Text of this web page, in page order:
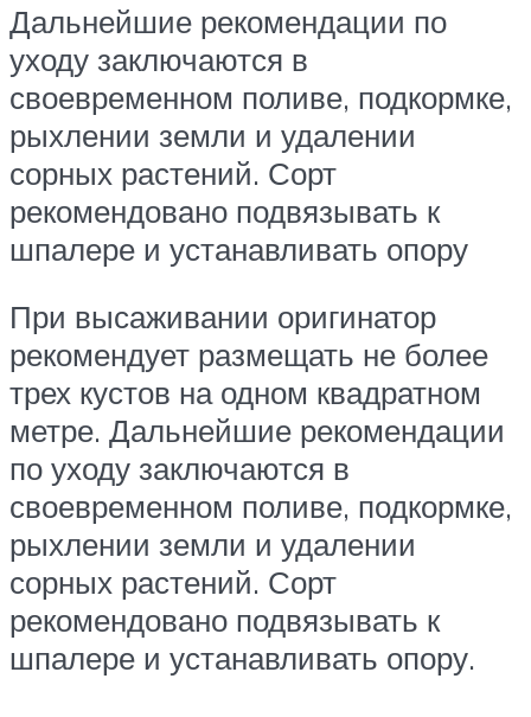
Дальнейшие рекомендации по
уходу заключаются в
своевременном поливе, подкормке,
рыхлении земли и удалении
сорных растений. Сорт
рекомендовано подвязывать к
шпалере и устанавливать опору
При высаживании оригинатор
рекомендует размещать не более
трех кустов на одном квадратном
метре. Дальнейшие рекомендации
по уходу заключаются в
своевременном поливе, подкормке,
рыхлении земли и удалении
сорных растений. Сорт
рекомендовано подвязывать к
шпалере и устанавливать опору.